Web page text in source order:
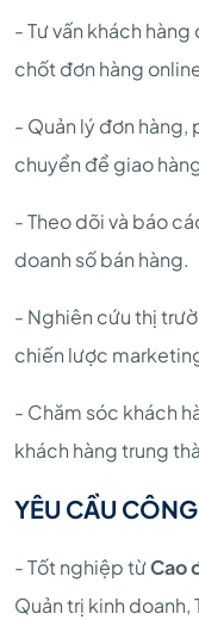
- Tư vấn khách
chốt đơn hàng
- Quản lý đơn hàng,
chuyển để giao
- Theo dõi và báo
doanh số bán hàng.
- Nghiên cứu thị
chiến lược
- Chăm sóc khách
khách hàng trung
YÊU CẦU
- Tốt nghiệp từCao
Quản trị kinh